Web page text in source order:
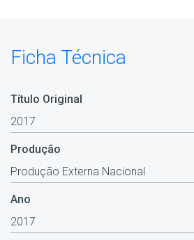
Ficha Técnica
Título Original
2017
Produção
Produção Externa Nacional
Ano
2017